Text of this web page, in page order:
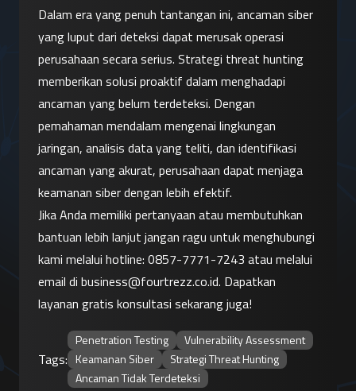
Dalam era yang penuh tantangan ini, ancaman siber
yang luput dari deteksi dapat merusak operasi
perusahaan secara serius. Strategi threat hunting
memberikan solusi proaktif dalam menghadapi
ancaman yang belum terdeteksi. Dengan
pemahaman mendalam mengenai lingkungan
jaringan, analisis data yang teliti, dan identifikasi
ancaman yang akurat, perusahaan dapat menjaga
keamanan siber dengan lebih efektif.
Jika Anda memiliki pertanyaan atau membutuhkan
bantuan lebih lanjut jangan ragu untuk menghubungi
kami melalui hotline: 0857-7771-7243 atau melalui
email di business@fourtrezz.co.id. Dapatkan
layanan gratis konsultasi sekarang juga!
Tags:
Penetration Testing
Vulnerability Assessment
Keamanan Siber
Strategi Threat Hunting
Ancaman Tidak Terdeteksi